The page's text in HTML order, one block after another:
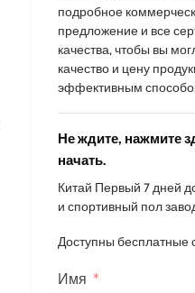
подробное
предложение и все
качества, чтобы вы
качество и цену
эффективным
Не ждите, нажмите
начать.
Китай Первый 7 дней
и спортивный пол
Доступны бесплатные
Имя